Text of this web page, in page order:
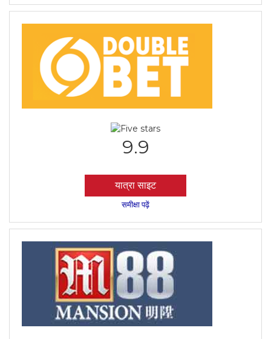
9.9
यात्रा साइट
समीक्षा पढ़ें